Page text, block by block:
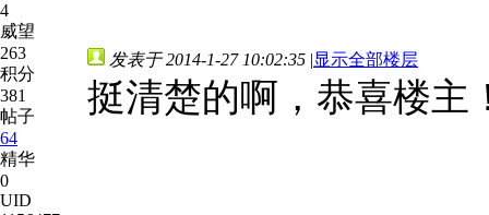
4
威望
263
积分
381
帖子
64
精华
0
UID
发表于 2014-1-27 10:02:35 |显示全部楼层
挺清楚的啊，恭喜楼主